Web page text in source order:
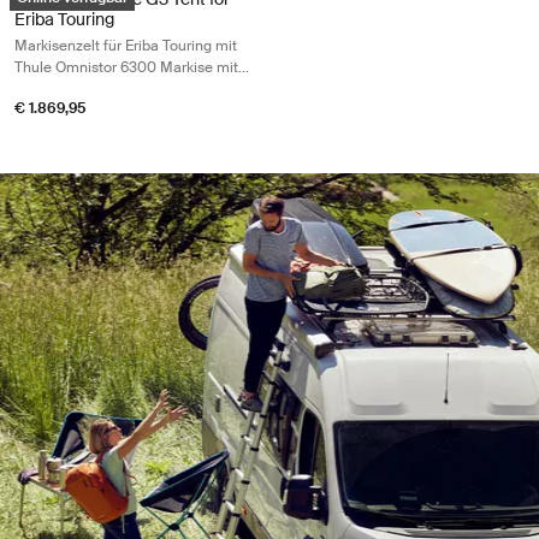
Eriba Touring
Markisenzelt für Eriba Touring mit
Thule Omnistor 6300 Markise mit
€ 1.869,95